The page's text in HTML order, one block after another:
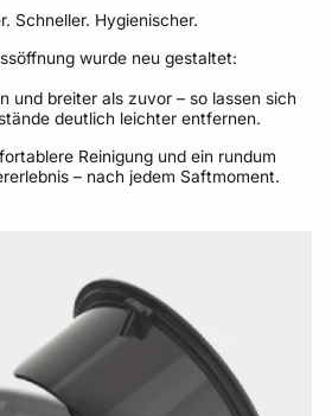
Schneller. Hygienischer.
wurde neu gestaltet:
und breiter als zuvor – so lassen sich
deutlich leichter entfernen.
Reinigung und ein rundum
– nach jedem Saftmoment.